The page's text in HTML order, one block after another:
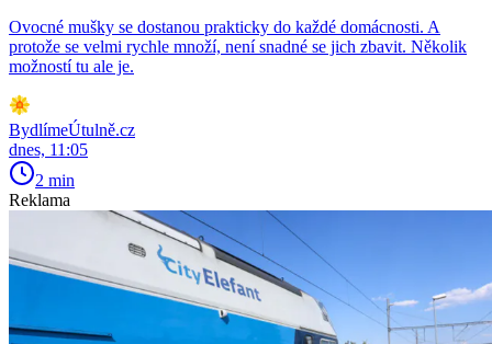
Ovocné mušky se dostanou prakticky do každé domácnosti. A
protože se velmi rychle množí, není snadné se jich zbavit. Několik
možností tu ale je.
BydlímeÚtulně.cz
dnes, 11:05
2 min
Reklama